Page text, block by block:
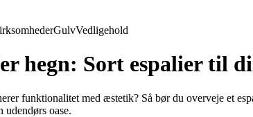
GulvVedligehold
hegn: Sort espalier til
funktionalitet med æstetik? Så bør du overveje et
oase.